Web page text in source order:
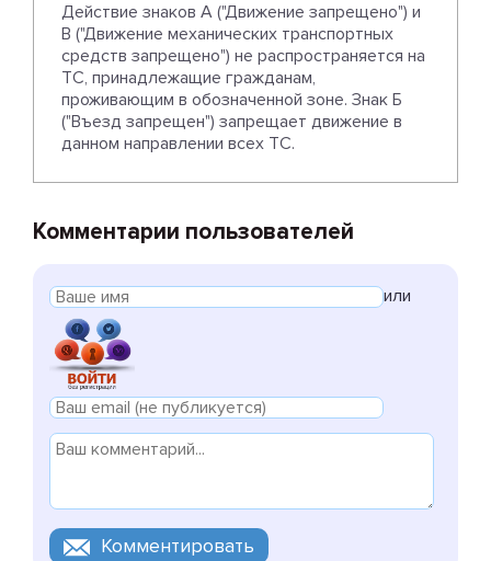
Действие знаков А ("Движение запрещено") и
В ("Движение механических транспортных
средств запрещено") не распространяется на
ТС, принадлежащие гражданам,
проживающим в обозначенной зоне. Знак Б
("Въезд запрещен") запрещает движение в
данном направлении всех ТС.
Комментарии пользователей
или